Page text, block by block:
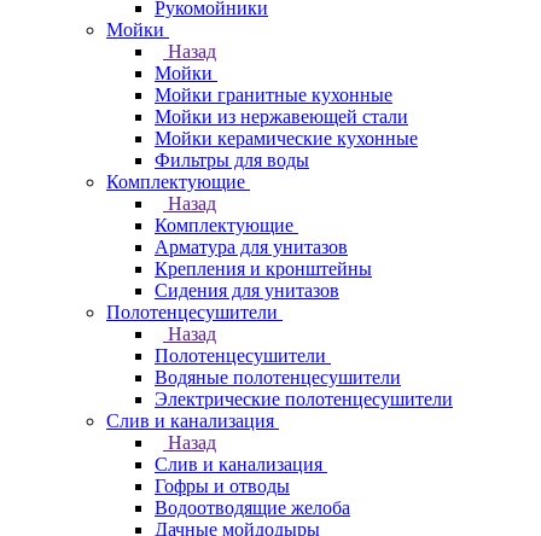
Рукомойники
Мойки
Назад
Мойки
Мойки гранитные кухонные
Мойки из нержавеющей стали
Мойки керамические кухонные
Фильтры для воды
Комплектующие
Назад
Комплектующие
Арматура для унитазов
Крепления и кронштейны
Сидения для унитазов
Полотенцесушители
Назад
Полотенцесушители
Водяные полотенцесушители
Электрические полотенцесушители
Слив и канализация
Назад
Слив и канализация
Гофры и отводы
Водоотводящие желоба
Дачные мойдодыры